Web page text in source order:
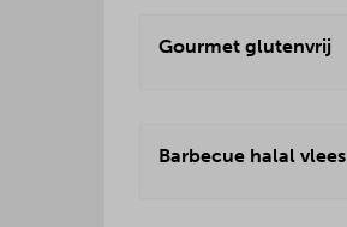
Gourmet glutenvrij
Barbecue halal vlees